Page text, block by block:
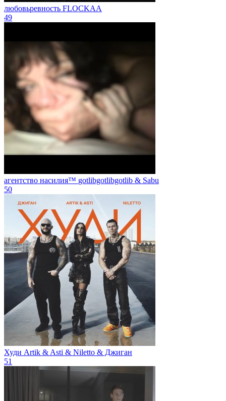
любовьревность FLOCKAA
49
агентство насилия™ gotlibgotlibgotlib & Sabu
50
Худи Artik & Asti & Niletto & Джиган
51